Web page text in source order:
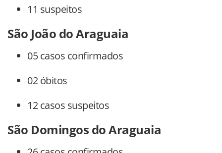
11 suspeitos
São João do Araguaia
05 casos confirmados
02 óbitos
12 casos suspeitos
São Domingos do Araguaia